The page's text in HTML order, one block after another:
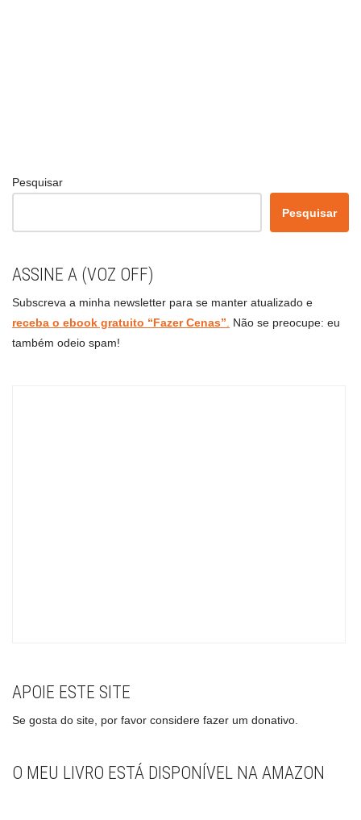
Pesquisar
Pesquisar
ASSINE A (VOZ OFF)
Subscreva a minha newsletter para se manter atualizado e
receba o ebook gratuito “Fazer Cenas”
Não se preocupe: eu
também odeio spam!
APOIE ESTE SITE
Se gosta do site, por favor considere fazer um donativo.
O MEU LIVRO ESTÁ DISPONÍVEL NA AMAZON